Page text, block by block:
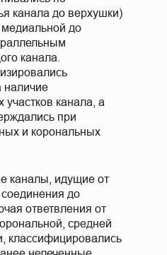
канала до верхушки)
медиальной до
канала.
наличие
канала, а
при
и корональных
каналы, идущие от
до
ответвления от
средней
классифицировались